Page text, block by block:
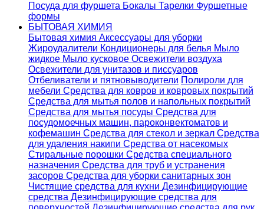
Посуда для фуршета Бокалы Тарелки Фуршетные
формы
БЫТОВАЯ ХИМИЯ
Бытовая химия Аксессуары для уборки
Жироудалители Кондиционеры для белья Мыло
жидкое Мыло кусковое Освежители воздуха
Освежители для унитазов и писсуаров
Отбеливатели и пятновыводители Полироли для
мебели Средства для ковров и ковровых покрытий
Средства для мытья полов и напольных покрытий
Средства для мытья посуды Средства для
посудомоечных машин, пароконвектоматов и
кофемашин Средства для стекол и зеркал Средства
для удаления накипи Средства от насекомых
Стиральные порошки Cредства специального
назначения Средства для труб и устранения
засоров Средства для уборки санитарных зон
Чистящие средства для кухни Дезинфицирующие
средства Дезинфицирующие средства для